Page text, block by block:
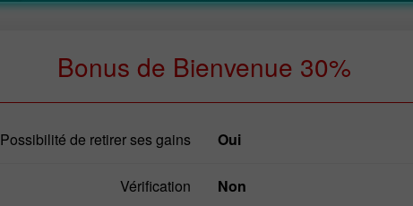
Bonus de Bienvenue 30%
Possibilité de retirer ses gains oui
Vérification non